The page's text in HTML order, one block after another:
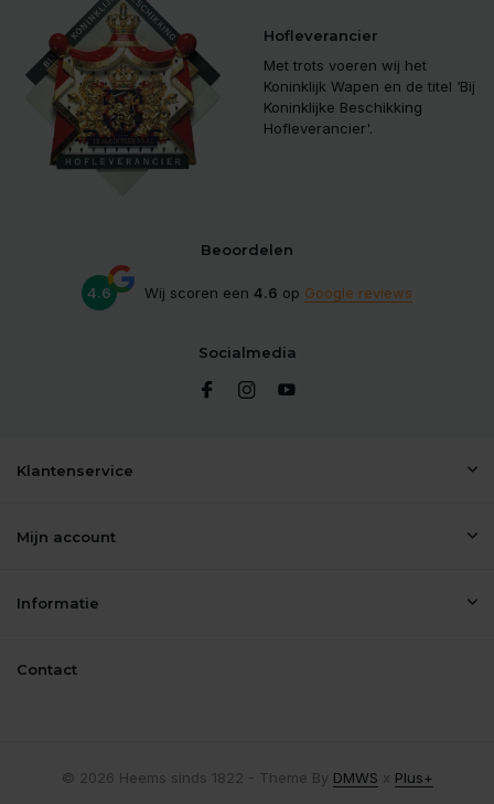
Hofleverancier
Met trots voeren wij het
Koninklijk Wapen en de titel ‘Bij
Koninklijke Beschikking
Hofleverancier'.
Beoordelen
4.6 Wij scoren een 4.6 op Google reviews
Socialmedia
Klantenservice
Mijn account
Informatie
Contact
© 2026 Heems sinds 1822 - Theme By DMWS x Plus+